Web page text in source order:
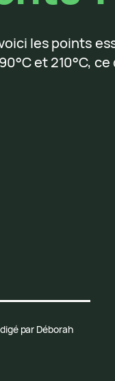
les points
et 210°C,
par Déborah